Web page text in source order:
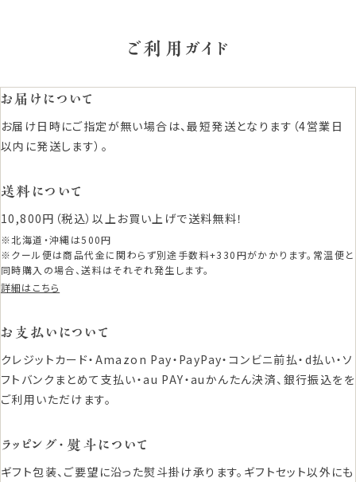
ご利用ガイド
お届けについて
お届け日時にご指定が無い場合は、最短発送となります（4営業日
以内に発送します）。
送料について
10,800円（税込）以上お買い上げで送料無料！
※北海道・沖縄は500円
※クール便は商品代金に関わらず別途手数料+330円がかかります。常温便と
同時購入の場合、送料はそれぞれ発生します。
詳細はこちら
お支払いについて
クレジットカード・Amazon Pay・PayPay・コンビニ前払・d払い・ソ
フトバンクまとめて支払い・au PAY・auかんたん決済、銀行振込をを
ご利用いただけます。
ラッピング・熨斗について
ギフト包装、ご要望に沿った熨斗掛け承ります。ギフトセット以外にも